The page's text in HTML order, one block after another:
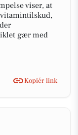
viser, at
vitamintilskud,
gær med
Kopiér link